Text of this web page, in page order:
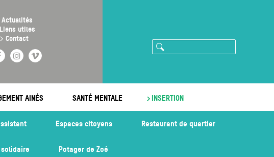
Actualités
Liens utiles
> Contact
FacebookInstagram
Vimeo
Rechercher
AINÉS SANTÉ MENTALE INSERTION
Espaces citoyens Restaurant de quartier
Potager de Zoé